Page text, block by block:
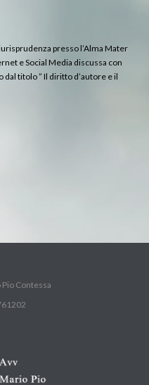
presso l’Alma Mater
e Social Media discussa con
titolo ” Il diritto d’autore e il
Contessa